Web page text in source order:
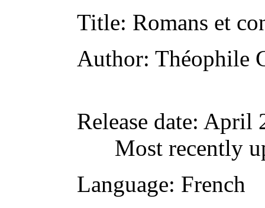
Title: Romans et
Author: Théophile
Release date: April
Most recently
Language: French